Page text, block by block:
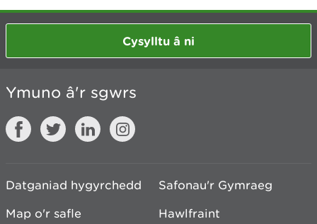
Cysylltu â ni
Ymuno â'r sgwrs
Datganiad hygyrchedd
Safonau'r Gymraeg
Map o'r safle
Hawlfraint